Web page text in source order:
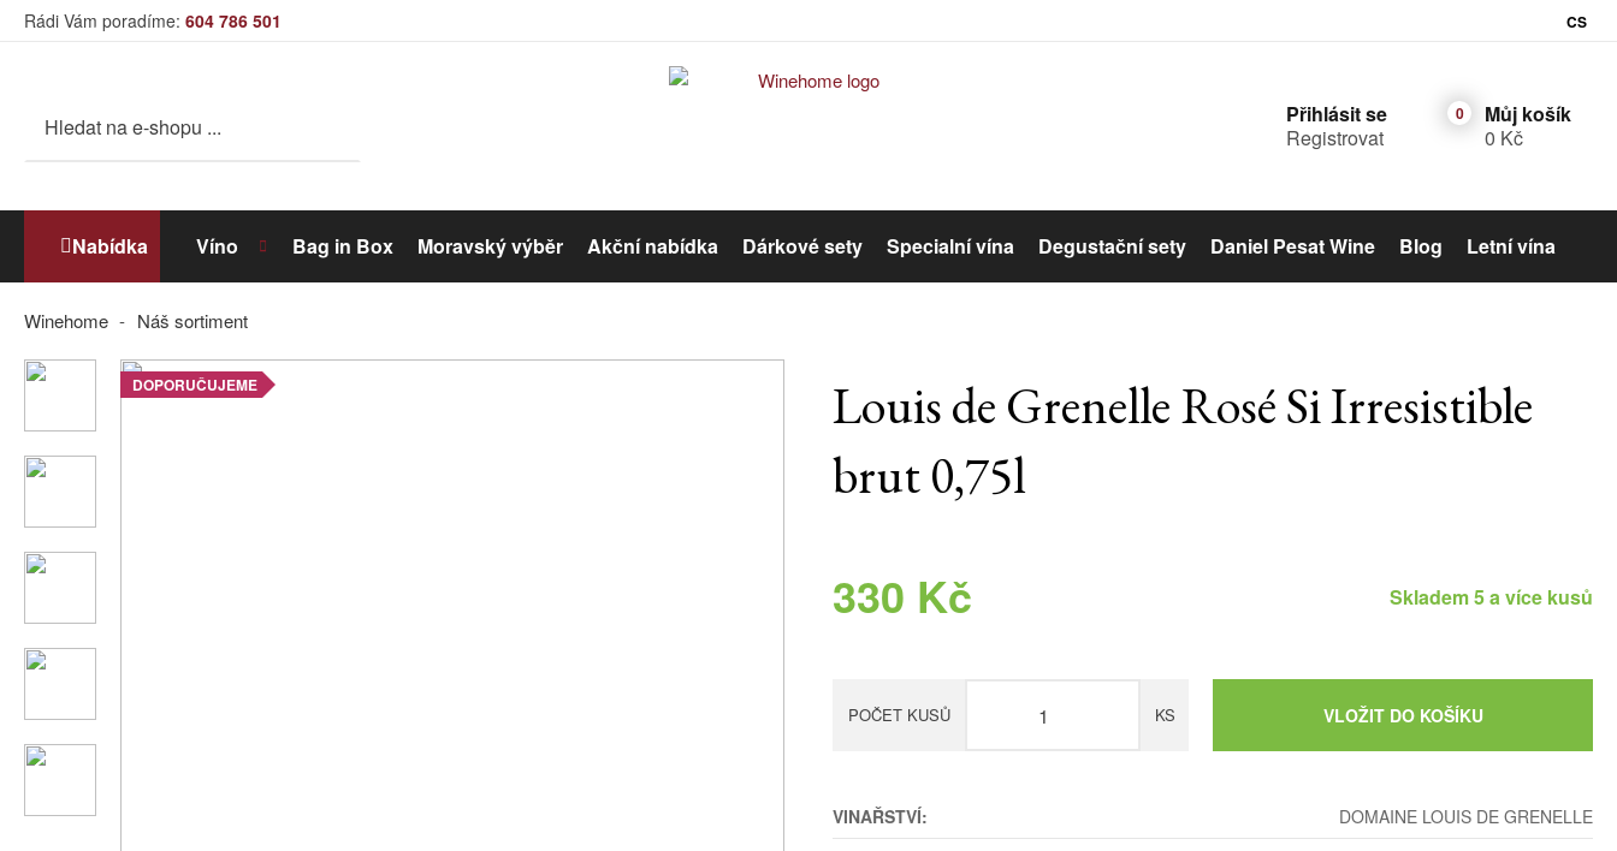
Rádi Vám poradíme: 604 786 501 CS
Přihlásit se
Registrovat
Můj košík
0 Kč
Nabídka Víno
Bílé víno Červené víno
Bag in Box Moravský výběr Akční nabídka Dárkové sety Specialní vína Degustační sety Daniel Pesat Wine Blog Letní vína
Winehome Náš sortiment
DOPORUČUJEME
Louis de Grenelle Rosé Si Irresistible
brut 0,75l
330 Kč Skladem 5 a více kusů
POČET KUSŮ KS VLOŽIT DO KOŠÍKU
VINAŘSTVÍ:
DOMAINE LOUIS DE GRENELLE